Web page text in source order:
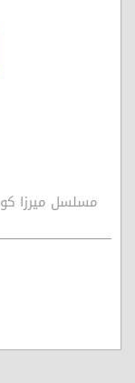
مسلسل ميرزا